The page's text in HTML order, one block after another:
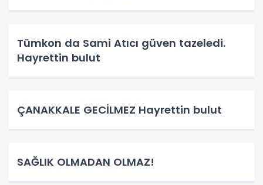
Tümkon da Sami Atıcı güven tazeledi.
Hayrettin bulut
ÇANAKKALE GECİLMEZ Hayrettin bulut
SAĞLIK OLMADAN OLMAZ!